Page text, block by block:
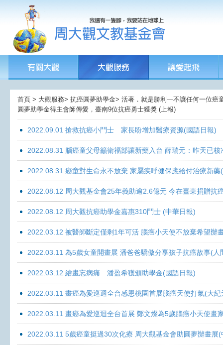
首頁 > 大觀服務> 抗癌圓夢助學金> 活著．就是勝利—不讓任何一位癌
圓夢助學金得主會師傳愛，臺南9位抗癌勇士獲獎 (上報)
2022.09.01 搶救抗癌小鬥士 家長盼增加醫療資源(國語日報)
2022.08.31 腦癌童父母籲衛福部讓新藥入台 薛瑞元：昨天已
2022.08.31 癌童對生命永不放棄 家屬疾呼健保應給付治療新藥
2022.08.12 周大觀基金會25年義助逾2.6億元 今在臺東捐贈抗
2022.08.12 周大觀抗癌助學金嘉惠310鬥士 (中華日報)
2022.03.12 被醫師斷定僅剩1年可活 腦癌小天使不放棄希望辦
2022.03.11 為5歲女童開畫展 潘爸爸驕傲分享孩子抗癌故事(人
2022.03.12 繪畫忘病痛 潘盈希獲頒助學金(國語日報)
2022.03.11 畫癌為愛巡迴全台感恩桃園首展腦癌天使打氣(大紀
2022.03.11 畫癌為愛巡迴全台首展 鄭文燦為5歲腦癌小天使畫
2022.03.11 5歲癌童挺過30次化療 周大觀基金會助圓夢辦畫展